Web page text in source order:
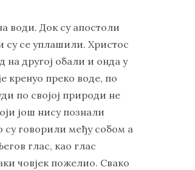
води. Док су апостоли
су се уплашили. Христос
на другој обали и онда у
кренуо преко воде, по
по својој природи не
још нису познали
говорили међу собом а
глас, као глас
човјек пожелио. Свако